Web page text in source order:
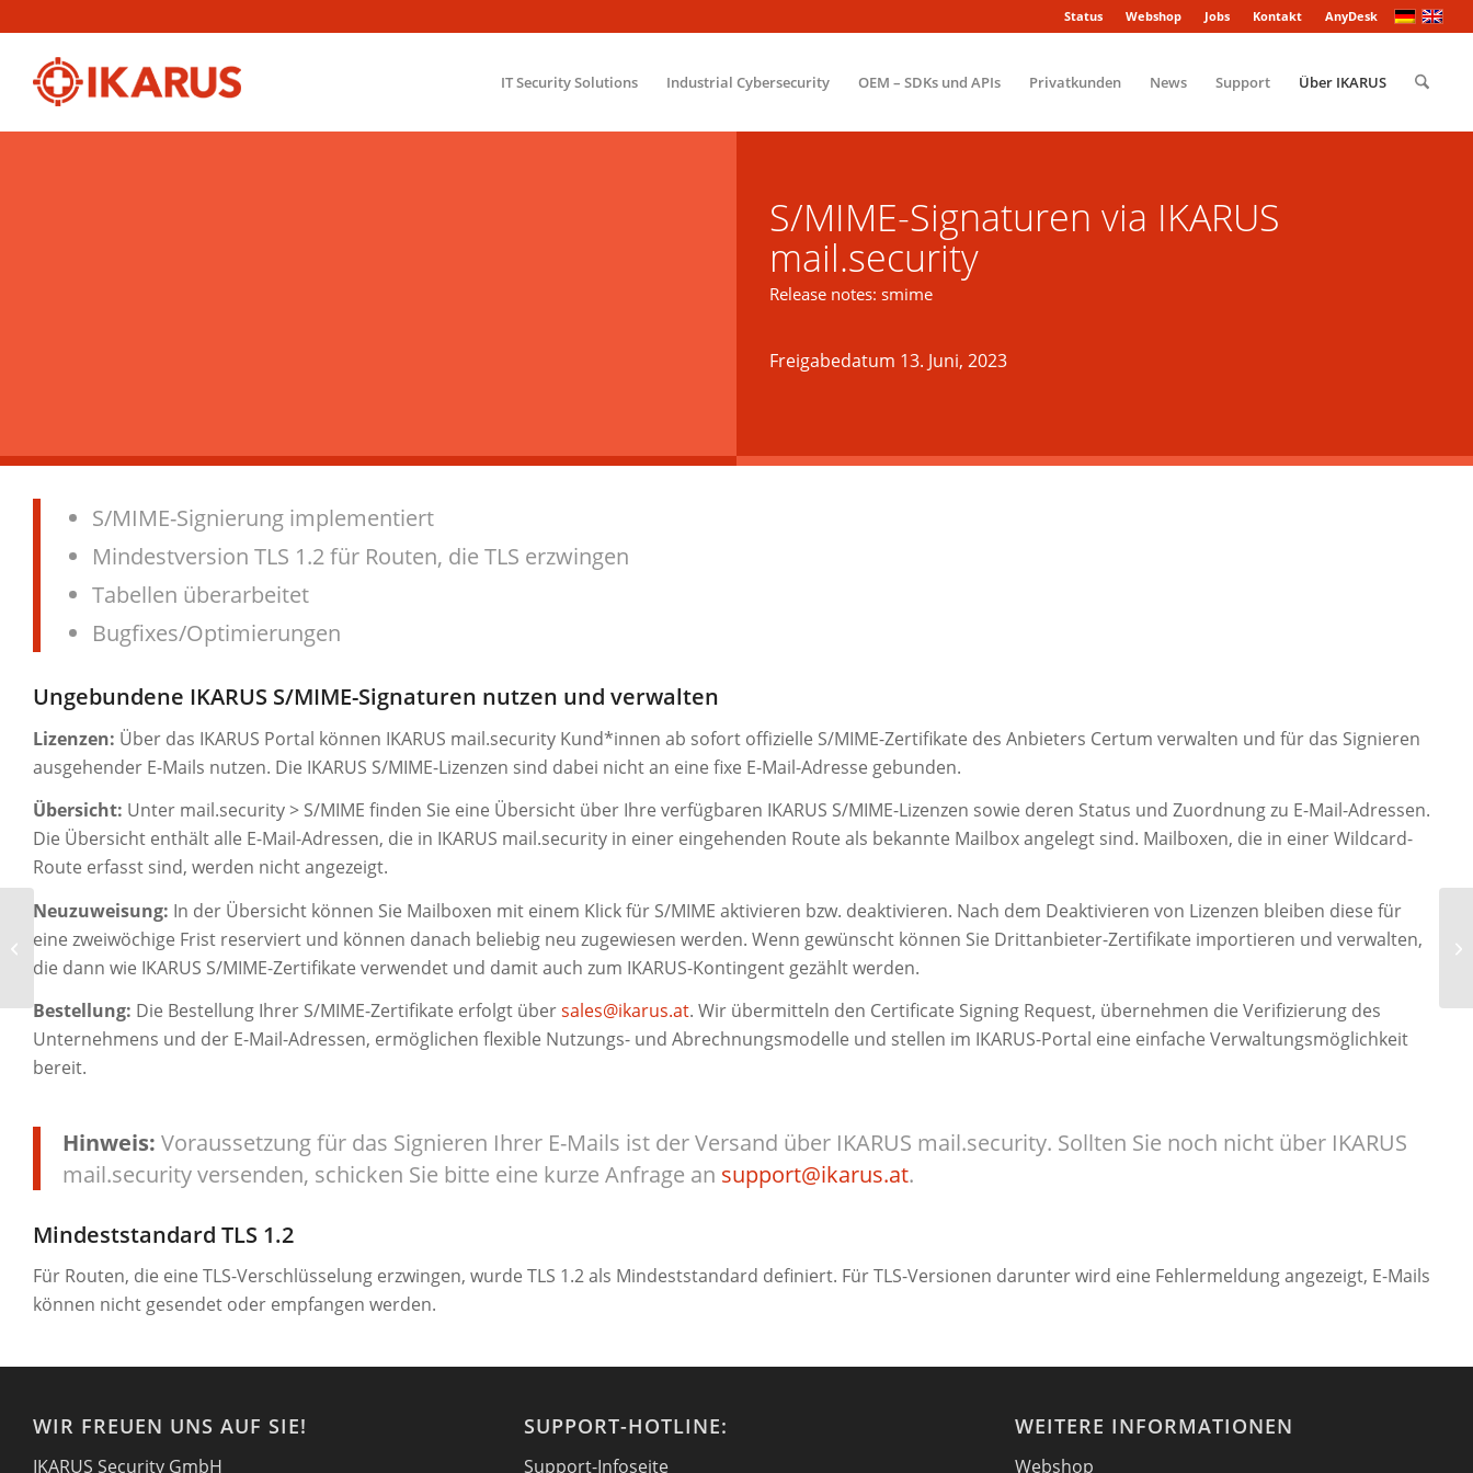
Status Webshop Jobs Kontakt AnyDesk
IT Security Solutions Industrial Cybersecurity OEM – SDKs und APIs Privatkunden News Support Über IKARUS
S/MIME-Signaturen via IKARUS
mail.security
Release notes: smime
Freigabedatum 13. Juni, 2023
S/MIME-Signierung implementiert
Mindestversion TLS 1.2 für Routen, die TLS erzwingen
Tabellen überarbeitet
Bugfixes/Optimierungen
Ungebundene IKARUS S/MIME-Signaturen nutzen und verwalten
Lizenzen: Über das IKARUS Portal können IKARUS mail.security Kund*innen ab sofort offizielle S/MIME-Zertifikate des Anbieters Certum verwalten und für das Signieren
ausgehender E-Mails nutzen. Die IKARUS S/MIME-Lizenzen sind dabei nicht an eine fixe E-Mail-Adresse gebunden.
Übersicht: Unter mail.security > S/MIME finden Sie eine Übersicht über Ihre verfügbaren IKARUS S/MIME-Lizenzen sowie deren Status und Zuordnung zu E-Mail-Adressen.
Die Übersicht enthält alle E-Mail-Adressen, die in IKARUS mail.security in einer eingehenden Route als bekannte Mailbox angelegt sind. Mailboxen, die in einer Wildcard-
Route erfasst sind, werden nicht angezeigt.
Neuzuweisung: In der Übersicht können Sie Mailboxen mit einem Klick für S/MIME aktivieren bzw. deaktivieren. Nach dem Deaktivieren von Lizenzen bleiben diese für
eine zweiwöchige Frist reserviert und können danach beliebig neu zugewiesen werden. Wenn gewünscht können Sie Drittanbieter-Zertifikate importieren und verwalten,
die dann wie IKARUS S/MIME-Zertifikate verwendet und damit auch zum IKARUS-Kontingent gezählt werden.
Bestellung: Die Bestellung Ihrer S/MIME-Zertifikate erfolgt übersales@ikarus.at. Wir übermitteln den Certificate Signing Request, übernehmen die Verifizierung des
Unternehmens und der E-Mail-Adressen, ermöglichen flexible Nutzungs- und Abrechnungsmodelle und stellen im IKARUS-Portal eine einfache Verwaltungsmöglichkeit
bereit.
Hinweis: Voraussetzung für das Signieren Ihrer E-Mails ist der Versand über IKARUS mail.security. Sollten Sie noch nicht über IKARUS
mail.security versenden, schicken Sie bitte eine kurze Anfrage an support@ikarus.at.
Mindeststandard TLS 1.2
Für Routen, die eine TLS-Verschlüsselung erzwingen, wurde TLS 1.2 als Mindeststandard definiert. Für TLS-Versionen darunter wird eine Fehlermeldung angezeigt, E-Mails
können nicht gesendet oder empfangen werden.
WIR FREUEN UNS AUF SIE!
IKARUS Security GmbH
SUPPORT-HOTLINE:
Support-Infoseite
WEITERE INFORMATIONEN
Webshop
IKARUS mobile.management –
Server – Version 6.11.xx